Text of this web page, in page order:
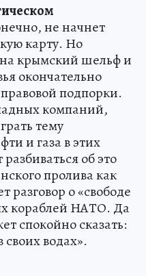
не начнет
карту. Но
крымский шельф и
окончательно
подпорки.
компаний,
тему
и газа в этих
об это
пролива как
разговор о «свободе
кораблей НАТО. Да
спокойно сказать:
водах».